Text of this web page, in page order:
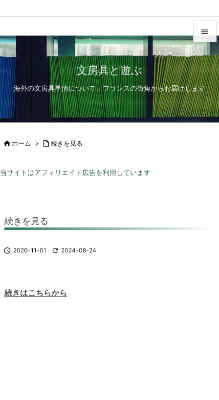
文房具と遊ぶ
海外の文房具事情について、フランスの街角からお届けします


メニュ

サイド

前へ
ホーム >  続きを見る
当サイトはアフィリエイト広告を利用しています
続きを見る
 2020-11-01  2024-08-24
続きはこちらから